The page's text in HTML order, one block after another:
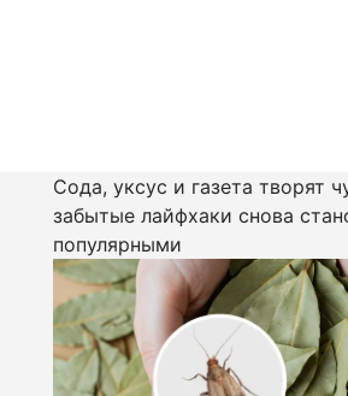
Сода, уксус и газета творят
забытые лайфхаки снова
популярными